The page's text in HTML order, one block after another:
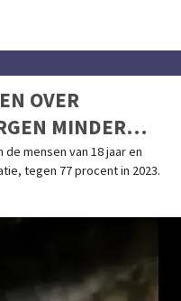
OVER
MINDER
de mensen van 18 jaar en
tegen 77 procent in 2023.